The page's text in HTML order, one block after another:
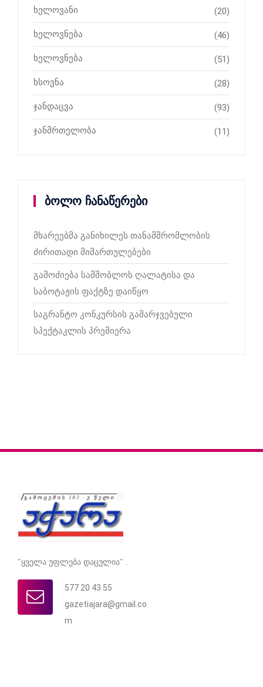
ხელოვანი (20)
ხელოვნება (46)
ხელოვნება (51)
ხსოვნა (28)
ჯანდაცვა (93)
ჯანმრთელობა (11)
ბოლო ჩანაწერები
მხარეებმა განიხილეს თანამშრომლობის
ძირითადი მიმართულებები
გამოძიება სამშობლოს ღალატისა და
საბოტაჟის ფაქტზე დაიწყო
საგრანტო კონკურსის გამარჯვებული
სპექტაკლის პრემიერა
"ყველა უფლება დაცულია" .
577 20 43 55
gazetiajara@gmail.co
m